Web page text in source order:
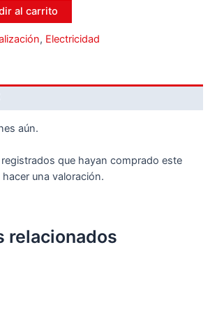
al carrito
, Electricidad
aún.
que hayan comprado este
una valoración.
relacionados